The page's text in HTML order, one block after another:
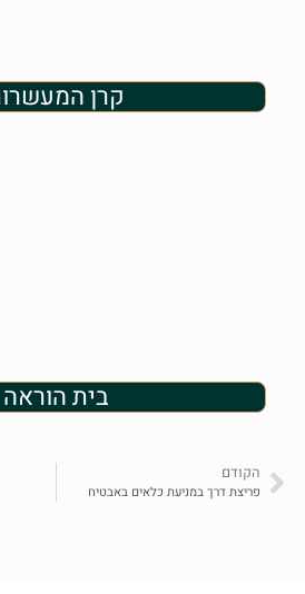
קרן
בית הוראה
הקודם
פריצת דרך במניעת כלאים באבטיח